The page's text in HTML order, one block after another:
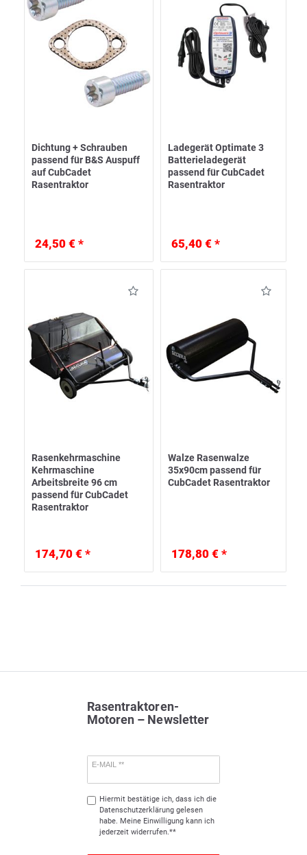
Dichtung + Schrauben
passend für B&S Auspuff
auf CubCadet
Rasentraktor
24,50 € *
Ladegerät Optimate 3
Batterieladegerät
passend für CubCadet
Rasentraktor
65,40 € *
Rasenkehrmaschine
Kehrmaschine
Arbeitsbreite 96 cm
passend für CubCadet
Rasentraktor
174,70 € *
Walze Rasenwalze
35x90cm passend für
CubCadet Rasentraktor
178,80 € *
Rasentraktoren-
Motoren – Newsletter
E-MAIL **
Hiermit bestätige ich, dass ich die
Daten­schutz­erklärunggelesen
habe. Meine Einwilligung kann ich
jederzeit widerrufen.**